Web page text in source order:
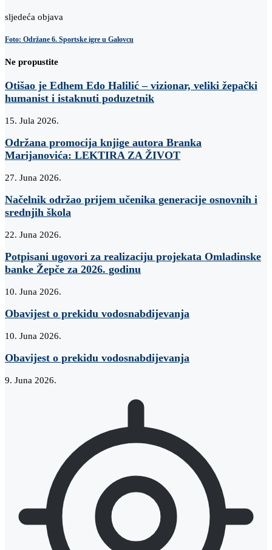
sljedeća objava
Foto: Održane 6. Sportske igre u Galovcu
Ne propustite
Otišao je Edhem Edo Halilić – vizionar, veliki žepački
humanist i istaknuti poduzetnik
15. Jula 2026.
Održana promocija knjige autora Branka
Marijanovića: LEKTIRA ZA ŽIVOT
27. Juna 2026.
Načelnik održao prijem učenika generacije osnovnih i
srednjih škola
22. Juna 2026.
Potpisani ugovori za realizaciju projekata Omladinske
banke Žepče za 2026. godinu
10. Juna 2026.
Obavijest o prekidu vodosnabdijevanja
10. Juna 2026.
Obavijest o prekidu vodosnabdijevanja
9. Juna 2026.